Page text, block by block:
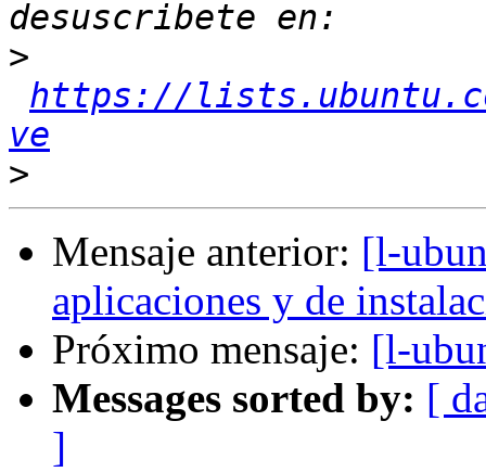
>
https://
ve
>
Mensaje anterior: [l-
aplicaciones y de
Próximo mensaje: [l-
Messages sorted by: [
]